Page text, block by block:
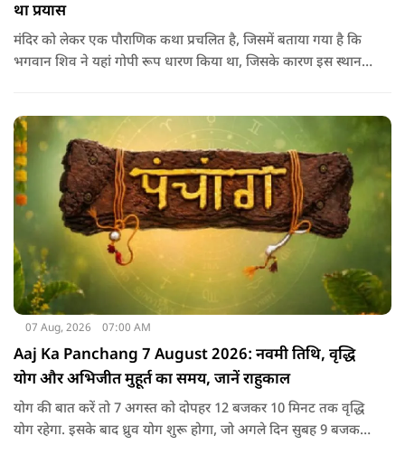
था प्रयास
मंदिर को लेकर एक पौराणिक कथा प्रचलित है, जिसमें बताया गया है कि
भगवान शिव ने यहां गोपी रूप धारण किया था, जिसके कारण इस स्थान
07 Aug, 2026 07:00 AM
Aaj Ka Panchang 7 August 2026: नवमी तिथि, वृद्धि
योग और अभिजीत मुहूर्त का समय, जानें राहुकाल
योग की बात करें तो 7 अगस्त को दोपहर 12 बजकर 10 मिनट तक वृद्धि
योग रहेगा. इसके बाद ध्रुव योग शुरू होगा, जो अगले दिन सुबह 9 बजकर